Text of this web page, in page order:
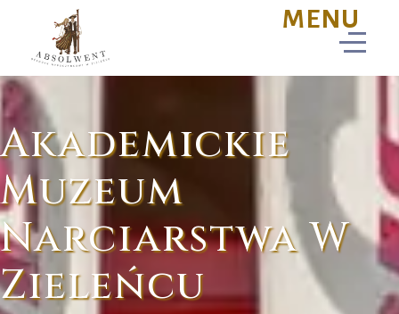
Akademickie
Muzeum
Narciarstwa W
Zieleńcu